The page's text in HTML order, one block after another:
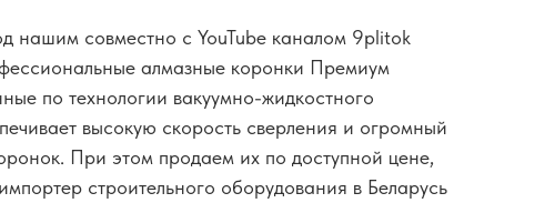
нашим совместно с YouTube каналом 9plitok
алмазные коронки Премиум
по технологии вакуумно-жидкостного
высокую скорость сверления и огромный
При этом продаем их по доступной цене,
строительного оборудования в Беларусь